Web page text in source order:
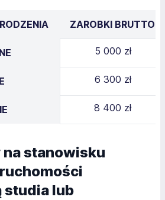
ZAROBKI BRUTTO
5 000 zł
6 300 zł
8 400 zł
na stanowisku
studia lub